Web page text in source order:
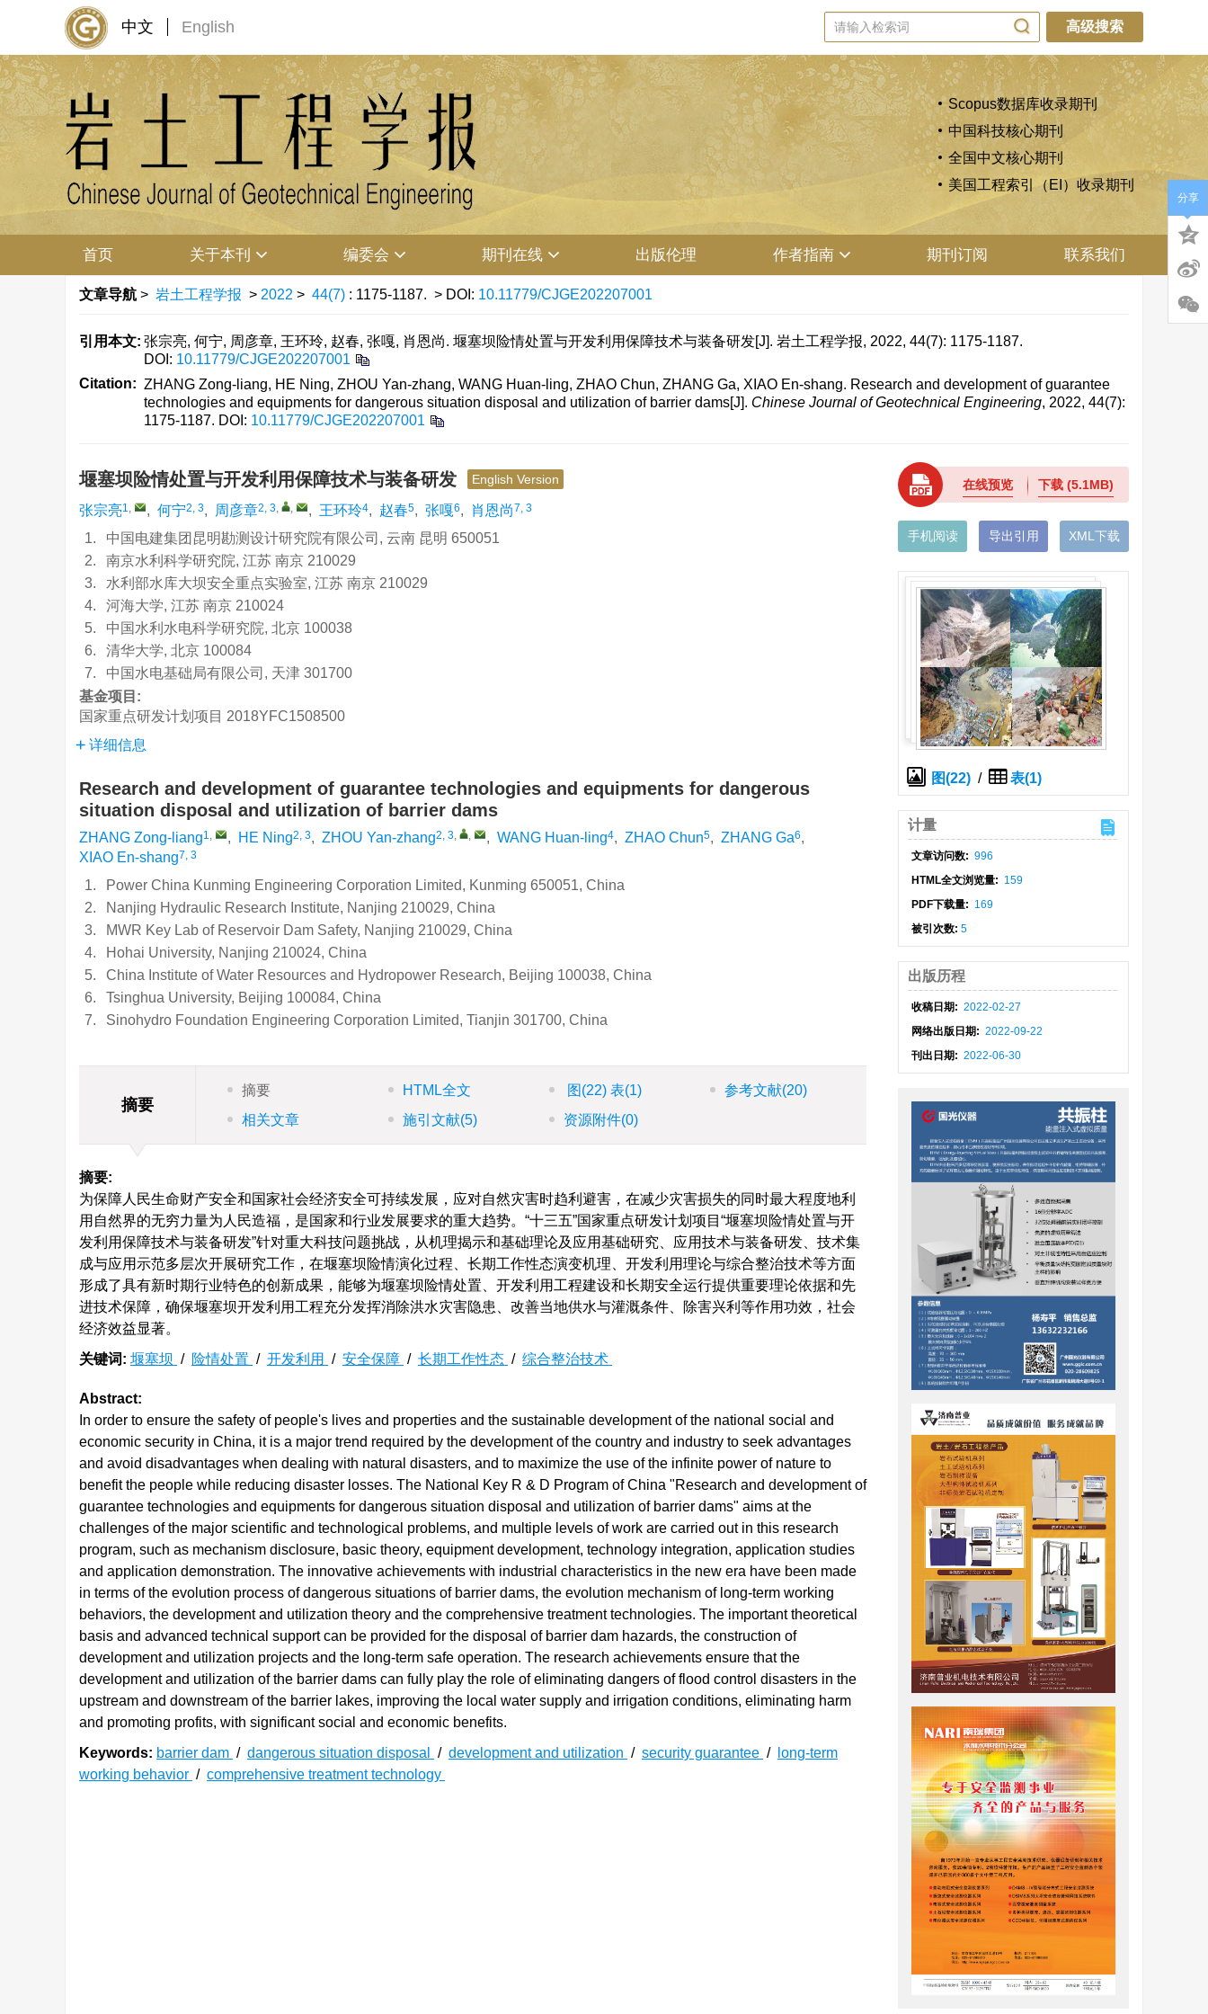
中文 English 高级搜索
Scopus数据库收录期刊
中国科技核心期刊
全国中文核心期刊
美国工程索引（EI）收录期刊
首页 关于本刊 编委会 期刊在线 出版伦理 作者指南 期刊订阅 联系我们
文章导航 > 岩土工程学报 > 2022 > 44(7) : 1175-1187. > DOI: 10.11779/CJGE202207001
引用本文: 张宗亮, 何宁, 周彦章, 王环玲, 赵春, 张嘎, 肖恩尚. 堰塞坝险情处置与开发利用保障技术与装备研发[J]. 岩土工程学报, 2022, 44(7): 1175-1187.
DOI: 10.11779/CJGE202207001
Citation: ZHANG Zong-liang, HE Ning, ZHOU Yan-zhang, WANG Huan-ling, ZHAO Chun, ZHANG Ga, XIAO En-shang. Research and development of guarantee
technologies and equipments for dangerous situation disposal and utilization of barrier dams[J]. Chinese Journal of Geotechnical Engineering, 2022, 44(7):
1175-1187. DOI: 10.11779/CJGE202207001
堰塞坝险情处置与开发利用保障技术与装备研发 English Version
张宗亮1, , 何宁2, 3, 周彦章2, 3, , , 王环玲4, 赵春5, 张嘎6, 肖恩尚7, 3
1.
中国电建集团昆明勘测设计研究院有限公司, 云南 昆明 650051
2.
南京水利科学研究院, 江苏 南京 210029
3.
水利部水库大坝安全重点实验室, 江苏 南京 210029
4.
河海大学, 江苏 南京 210024
5.
中国水利水电科学研究院, 北京 100038
6.
清华大学, 北京 100084
7.
中国水电基础局有限公司, 天津 301700
基金项目:
国家重点研发计划项目 2018YFC1508500
详细信息
Research and development of guarantee technologies and equipments for dangerous
situation disposal and utilization of barrier dams
ZHANG Zong-liang1, , HE Ning2, 3, ZHOU Yan-zhang2, 3, , , WANG Huan-ling4, ZHAO Chun5, ZHANG Ga6,
XIAO En-shang7, 3
1.
Power China Kunming Engineering Corporation Limited, Kunming 650051, China
2.
Nanjing Hydraulic Research Institute, Nanjing 210029, China
3.
MWR Key Lab of Reservoir Dam Safety, Nanjing 210029, China
4.
Hohai University, Nanjing 210024, China
5.
China Institute of Water Resources and Hydropower Research, Beijing 100038, China
6.
Tsinghua University, Beijing 100084, China
7.
Sinohydro Foundation Engineering Corporation Limited, Tianjin 301700, China
摘要
摘要 HTML全文 图 (22) 表(1) 参考文献(20)
相关文章
施引文献(5) 资源附件(0)
摘要:
为保障人民生命财产安全和国家社会经济安全可持续发展，应对自然灾害时趋利避害，在减少灾害损失的同时最大程度地利
用自然界的无穷力量为人民造福，是国家和行业发展要求的重大趋势。“十三五”国家重点研发计划项目“堰塞坝险情处置与开
发利用保障技术与装备研发”针对重大科技问题挑战，从机理揭示和基础理论及应用基础研究、应用技术与装备研发、技术集
成与应用示范多层次开展研究工作，在堰塞坝险情演化过程、长期工作性态演变机理、开发利用理论与综合整治技术等方面
形成了具有新时期行业特色的创新成果，能够为堰塞坝险情处置、开发利用工程建设和长期安全运行提供重要理论依据和先
进技术保障，确保堰塞坝开发利用工程充分发挥消除洪水灾害隐患、改善当地供水与灌溉条件、除害兴利等作用功效，社会
经济效益显著。
关键词: 堰塞坝 / 险情处置 / 开发利用 / 安全保障 / 长期工作性态 / 综合整治技术
Abstract:
In order to ensure the safety of people's lives and properties and the sustainable development of the national social and
economic security in China, it is a major trend required by the development of the country and industry to seek advantages
and avoid disadvantages when dealing with natural disasters, and to maximize the use of the infinite power of nature to
benefit the people while reducing disaster losses. The National Key R & D Program of China "Research and development of
guarantee technologies and equipments for dangerous situation disposal and utilization of barrier dams" aims at the
challenges of the major scientific and technological problems, and multiple levels of work are carried out in this research
program, such as mechanism disclosure, basic theory, equipment development, technology integration, application studies
and application demonstration. The innovative achievements with industrial characteristics in the new era have been made
in terms of the evolution process of dangerous situations of barrier dams, the evolution mechanism of long-term working
behaviors, the development and utilization theory and the comprehensive treatment technologies. The important theoretical
basis and advanced technical support can be provided for the disposal of barrier dam hazards, the construction of
development and utilization projects and the long-term safe operation. The research achievements ensure that the
development and utilization of the barrier dams can fully play the role of eliminating dangers of flood control disasters in the
upstream and downstream of the barrier lakes, improving the local water supply and irrigation conditions, eliminating harm
and promoting profits, with significant social and economic benefits.
Keywords: barrier dam / dangerous situation disposal / development and utilization / security guarantee /
long-term
working behavior / comprehensive treatment technology
在线预览 下载(5.1MB)
手机阅读 导出引用 XML下载
图(22) / 表(1)
计量
文章访问数: 996
HTML全文浏览量: 159
PDF下载量: 169
被引次数:5
出版历程
收稿日期: 2022-02-27
网络出版日期: 2022-09-22
刊出日期: 2022-06-30
分享